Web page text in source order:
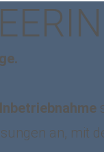
Inbetriebnahme
an, mit